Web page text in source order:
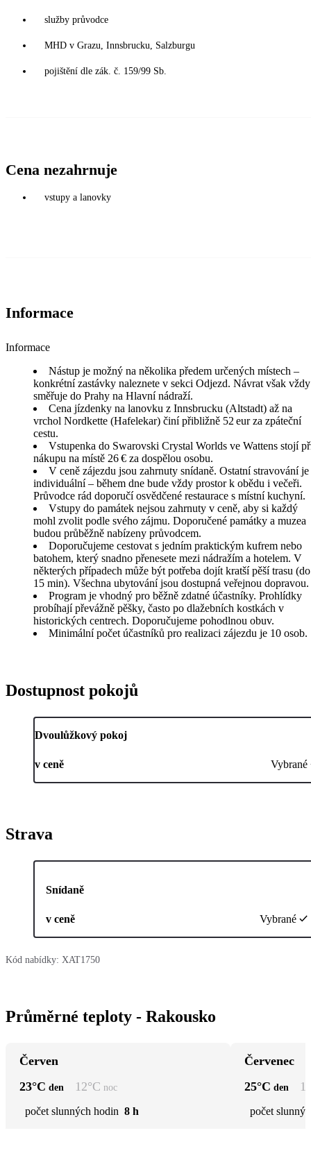
služby průvodce
MHD v Grazu, Innsbrucku, Salzburgu
pojištění dle zák. č. 159/99 Sb.
Cena nezahrnuje
vstupy a lanovky
Informace
Informace
Nástup je možný na několika předem určených místech –
konkrétní zastávky naleznete v sekci Odjezd. Návrat však vždy
směřuje do Prahy na Hlavní nádraží.
Cena jízdenky na lanovku z Innsbrucku (Altstadt) až na
vrchol Nordkette (Hafelekar) činí přibližně 52 eur za zpáteční
cestu.
Vstupenka do Swarovski Crystal Worlds ve Wattens stojí
nákupu na místě 26 € za dospělou osobu.
V ceně zájezdu jsou zahrnuty snídaně. Ostatní stravování je
individuální – během dne bude vždy prostor k obědu i večeři.
Průvodce rád doporučí osvědčené restaurace s místní kuchyní.
Vstupy do památek nejsou zahrnuty v ceně, aby si každý
mohl zvolit podle svého zájmu. Doporučené památky a muzea
budou průběžně nabízeny průvodcem.
Doporučujeme cestovat s jedním praktickým kufrem nebo
batohem, který snadno přenesete mezi nádražím a hotelem. V
některých případech může být potřeba dojít kratší pěší trasu (do
15 min). Všechna ubytování jsou dostupná veřejnou dopravou.
Program je vhodný pro běžně zdatné účastníky. Prohlídky
probíhají převážně pěšky, často po dlažebních kostkách v
historických centrech. Doporučujeme pohodlnou obuv.
Minimální počet účastníků pro realizaci zájezdu je 10 osob.
Dostupnost pokojů
Dvoulůžkový pokoj
v ceně Vybrané
Strava
Snídaně
v ceně Vybrané
Kód nabídky: XAT1750
Průměrné teploty - Rakousko
Červen
23°C den 12°C noc
počet slunných hodin 8 h
Červenec
25°C den
počet